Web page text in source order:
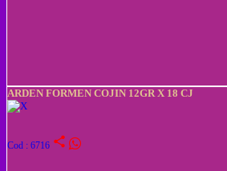
ARDEN FORMEN COJIN 12GR X 18 CJ
Cod : 6716 share